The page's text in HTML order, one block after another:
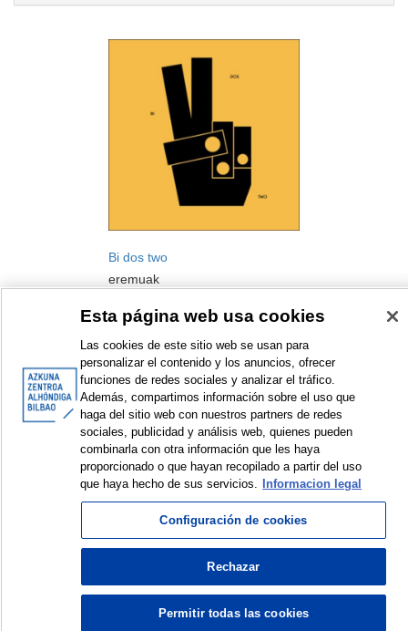
Bi dos two
eremuak
2018
< Items sorted by: 1 to 1 of 1 >
© Azkuna Zentroa - Alhóndiga Bilbao
Esta página web usa cookies
Las cookies de este sitio web se usan para
personalizar el contenido y los anuncios, ofrecer
funciones de redes sociales y analizar el tráfico.
Además, compartimos información sobre el uso que
haga del sitio web con nuestros partners de redes
sociales, publicidad y análisis web, quienes pueden
combinarla con otra información que les haya
proporcionado o que hayan recopilado a partir del uso
que haya hecho de sus servicios.
Informacion legal
Configuración de cookies
Rechazar
Permitir todas las cookies